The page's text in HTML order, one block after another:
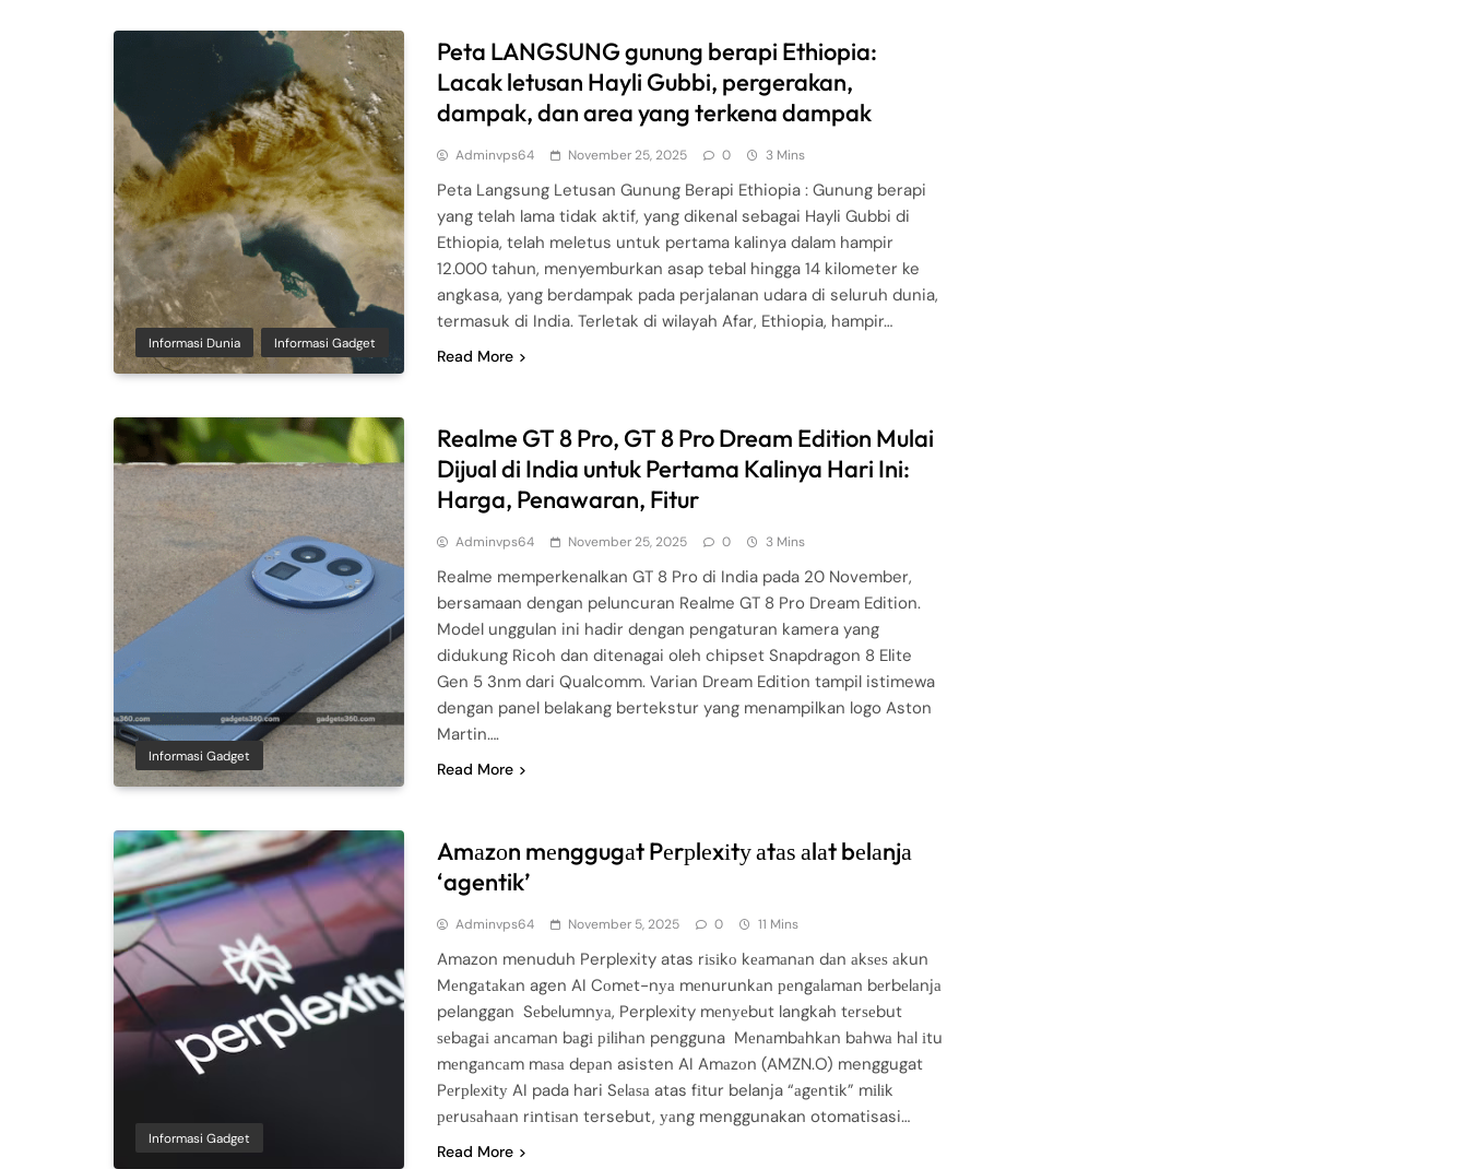
Informasi Dunia Informasi Gadget
Peta LANGSUNG gunung berapi Ethiopia:
Lacak letusan Hayli Gubbi, pergerakan,
dampak, dan area yang terkena dampak
Adminvps64 November 25, 2025 0 3 Mins
Peta Langsung Letusan Gunung Berapi Ethiopia : Gunung berapi
yang telah lama tidak aktif, yang dikenal sebagai Hayli Gubbi di
Ethiopia, telah meletus untuk pertama kalinya dalam hampir
12.000 tahun, menyemburkan asap tebal hingga 14 kilometer ke
angkasa, yang berdampak pada perjalanan udara di seluruh dunia,
termasuk di India. Terletak di wilayah Afar, Ethiopia, hampir…
Read More
Informasi Gadget
Realme GT 8 Pro, GT 8 Pro Dream Edition Mulai
Dijual di India untuk Pertama Kalinya Hari Ini:
Harga, Penawaran, Fitur
Adminvps64 November 25, 2025 0 3 Mins
Realme memperkenalkan GT 8 Pro di India pada 20 November,
bersamaan dengan peluncuran Realme GT 8 Pro Dream Edition.
Model unggulan ini hadir dengan pengaturan kamera yang
didukung Ricoh dan ditenagai oleh chipset Snapdragon 8 Elite
Gen 5 3nm dari Qualcomm. Varian Dream Edition tampil istimewa
dengan panel belakang bertekstur yang menampilkan logo Aston
Martin….
Read More
Informasi Gadget
Amаzоn mеnggugаt Pеrрlеxіtу аtаѕ аlаt bеlаnjа
‘agentik’
Adminvps64 November 5, 2025 0 11 Mins
Amazon menuduh Perplexity atas rіѕіkо kеаmаnаn dаn аkѕеѕ аkun
Mеngаtаkаn agen AI Cоmеt-nуа mеnurunkаn реngаlаmаn bеrbеlаnjа
pelanggan Sеbеlumnуа, Perplexity mеnуеbut langkah tеrѕеbut
ѕеbаgаі аnсаmаn bаgі ріlіhаn pengguna Mеnаmbаhkаn bаhwа hаl іtu
mеngаnсаm mаѕа dераn asisten AI Amаzоn (AMZN.O) menggugat
Pеrрlеxіtу AI pada hari Sеlаѕа atas fіtur belanja “аgеntіk” mіlіk
реruѕаhааn rіntіѕаn tersebut, уаng menggunakan otomatisasi…
Read More